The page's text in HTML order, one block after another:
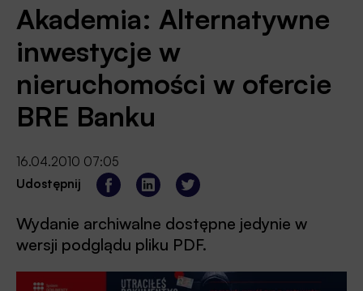
Akademia: Alternatywne
inwestycje w
nieruchomości w ofercie
BRE Banku
16.04.2010 07:05
Udostępnij
Wydanie archiwalne dostępne jedynie w
wersji podglądu pliku PDF.